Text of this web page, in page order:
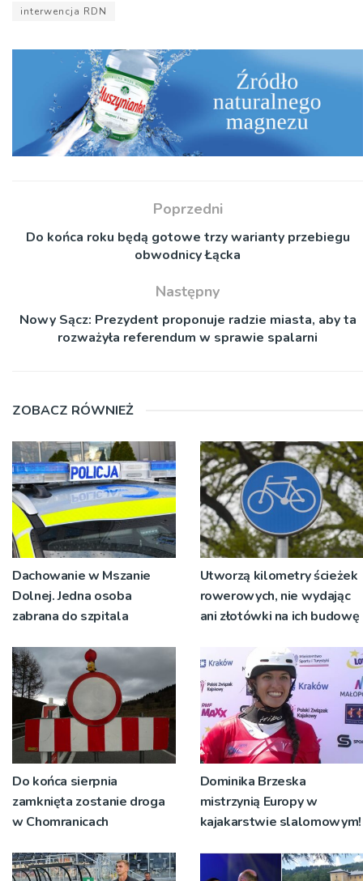
interwencja RDN
Poprzedni
Do końca roku będą gotowe trzy warianty przebiegu
obwodnicy Łącka
Następny
Nowy Sącz: Prezydent proponuje radzie miasta, aby ta
rozważyła referendum w sprawie spalarni
ZOBACZ RÓWNIEŻ
Dachowanie w Mszanie
Dolnej. Jedna osoba
zabrana do szpitala
Utworzą kilometry ścieżek
rowerowych, nie wydając
ani złotówki na ich budowę
Do końca sierpnia
zamknięta zostanie droga
w Chomranicach
Dominika Brzeska
mistrzynią Europy w
kajakarstwie slalomowym!